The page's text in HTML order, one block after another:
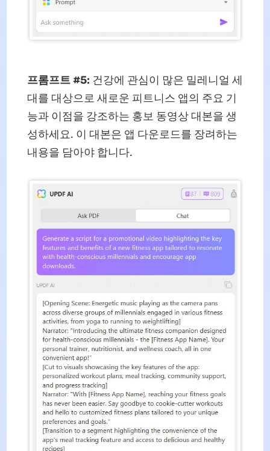
프롬프트 #5: 건강에 관심이 많은 밀레니얼 세
대를 대상으로 새로운 피트니스 앱의 주요 기
능과 이점을 강조하는 홍보 동영상 대본을 생
성하세요. 이 대본은 앱 다운로드를 장려하는
내용을 담아야 합니다.